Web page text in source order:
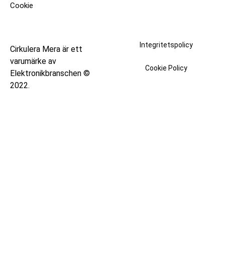
Cookie
Cirkulera Mera är ett
varumärke av
Elektronikbranschen ©
2022.
Integritetspolicy
Cookie Policy